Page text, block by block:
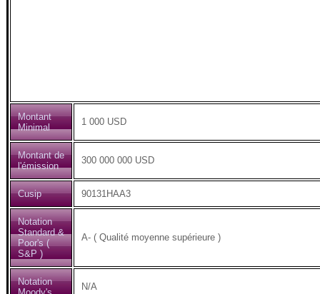
Montant
Minimal
1 000 USD
Montant de
l'émission
300 000 000 USD
Cusip 90131HAA3
Notation
Standard &
Poor's (
S&P )
A- ( Qualité moyenne supérieure )
Notation
N/A